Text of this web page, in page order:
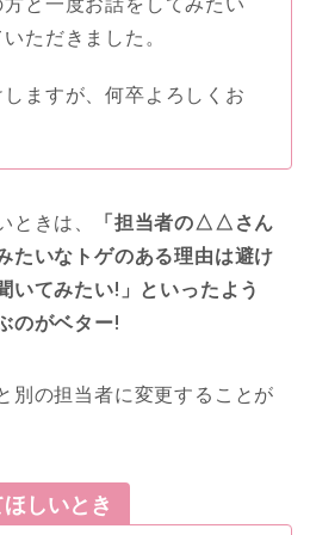
ただきました。
ますが、何卒よろしくお
きは、
「担当者の△△さん
たいなトゲのある理由は避け
いてみたい!」といったよう
のがベター!
別の担当者に変更することが
しいとき